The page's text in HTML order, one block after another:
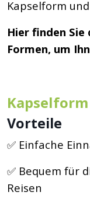
Kapselform
Hier finden
Formen, um
Kapselform
Vorteile
✅ Einfache
✅ Bequem für
Reisen